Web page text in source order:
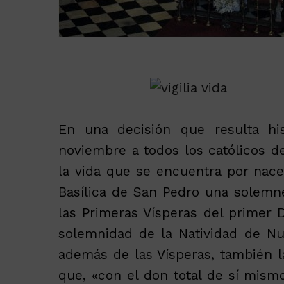
En una decisión que resulta
noviembre a todos los católicos
la vida que se encuentra por
Basílica de San Pedro una
las Primeras Vísperas del primer
solemnidad de la Natividad de
además de las Vísperas, también
que, «con el don total de sí